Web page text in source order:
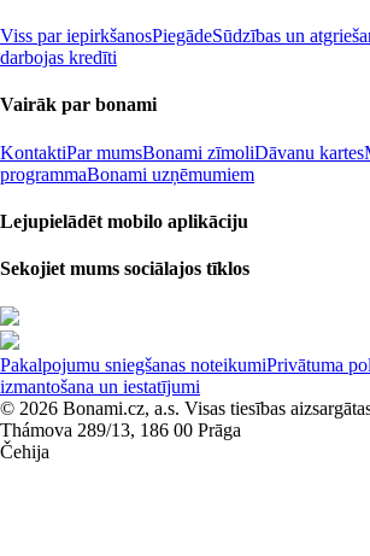
Viss par iepirkšanosPiegādeSūdzības un
darbojas kredīti
Vairāk par bonami
KontaktiPar mumsBonami zīmoliDāvanu kartes
programmaBonami uzņēmumiem
Lejupielādēt mobilo aplikāciju
Sekojiet mums sociālajos tīklos
Pakalpojumu sniegšanas noteikumiPrivātuma
izmantošana un iestatījumi
© 2026 Bonami.cz, a.s. Visas tiesības
Thámova 289/13, 186 00 Prāga
Čehija